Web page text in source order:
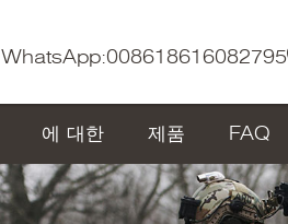
WhatsApp:008618616082795
에 대한 제품 FAQ